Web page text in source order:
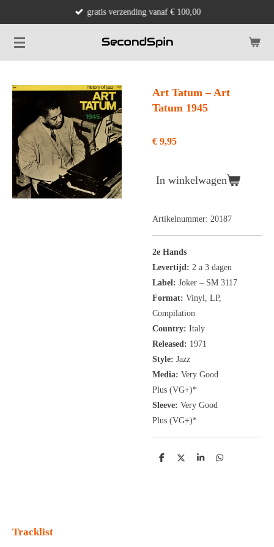
naar
de
gratis verzending vanaf € 100,00
Art Tatum ‎– Art
Tatum 1945
€ 9,95
In winkelwagen
Artikelnummer: 20187
2e Hands
Levertijd: 2 a 3 dagen
Label: Joker ‎– SM 3117
Format: Vinyl, LP,
Compilation
Country: Italy
Released: 1971
Style: Jazz
Media: Very Good
Plus (VG+)*
Sleeve: Very Good
Plus (VG+)*
D
D
S
D
Tracklist